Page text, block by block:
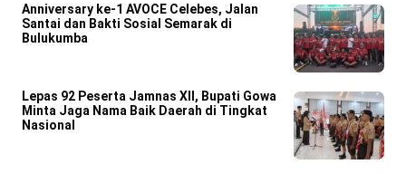
Anniversary ke-1 AVOCE Celebes, Jalan
Santai dan Bakti Sosial Semarak di
Bulukumba
Lepas 92 Peserta Jamnas XII, Bupati Gowa
Minta Jaga Nama Baik Daerah di Tingkat
Nasional